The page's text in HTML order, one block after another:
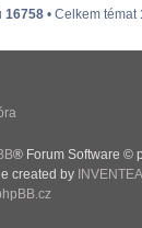
16758 • Celkem témat
® Forum Software ©
created by INVENTEA